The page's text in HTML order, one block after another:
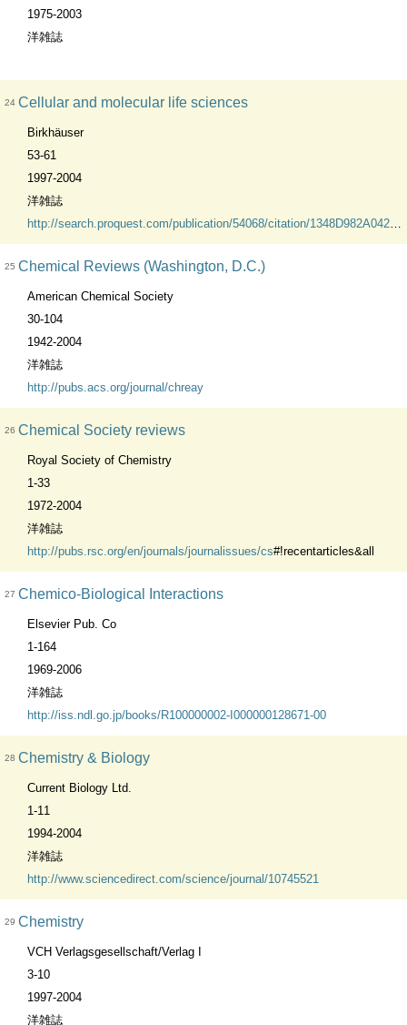
1975-2003
洋雑誌
24 Cellular and molecular life sciences
Birkhäuser
53-61
1997-2004
洋雑誌
http://search.proquest.com/publication/54068/citation/1348D982A0429FAB99A/1?accountid=45634
25 Chemical Reviews (Washington, D.C.)
American Chemical Society
30-104
1942-2004
洋雑誌
http://pubs.acs.org/journal/chreay
26 Chemical Society reviews
Royal Society of Chemistry
1-33
1972-2004
洋雑誌
http://pubs.rsc.org/en/journals/journalissues/cs#!recentarticles&all
27 Chemico-Biological Interactions
Elsevier Pub. Co
1-164
1969-2006
洋雑誌
http://iss.ndl.go.jp/books/R100000002-I000000128671-00
28 Chemistry & Biology
Current Biology Ltd.
1-11
1994-2004
洋雑誌
http://www.sciencedirect.com/science/journal/10745521
29 Chemistry
VCH Verlagsgesellschaft/Verlag I
3-10
1997-2004
洋雑誌